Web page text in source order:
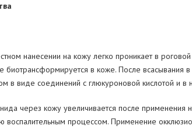
нанесении на кожу легко проникает в
биотрансформируется в коже. После
в виде соединений с глюкуроновой кислотой и
через кожу увеличивается после
процессом. Применение